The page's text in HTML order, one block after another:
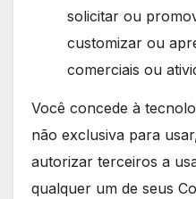
solicitar ou
customizar ou
comerciais ou
Você concede à
não exclusiva para
autorizar terceiros a
qualquer um de seus